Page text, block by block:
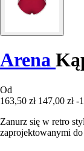
Arena
Od
163,50 zł 147,00 zł -
Zanurz się w retro
zaprojektowanymi